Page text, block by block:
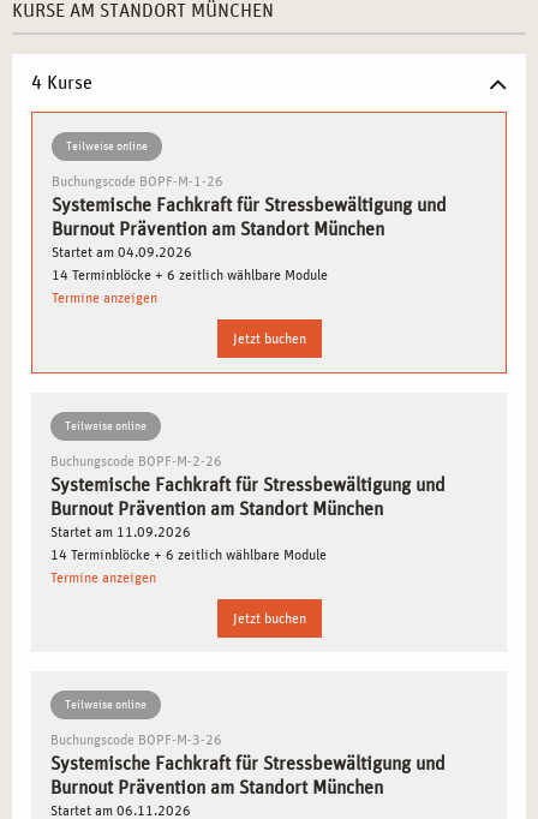
Räumlichkeiten und eine exzellente Verkehrsanbindung
erleichtern die Teilnahme an der Ausbildung.
Vielfältige Inspirationsquellen:
Münchens Mischung aus
kulturellem Erbe und moderner Dynamik bietet Raum
für kreatives Lernen.
speziell auf die Anforderungen der Arbeitswelt
abgestimmt.
Flexibles Lernen:
Ihrem Lebensstil und Ihren beruflichen Verpflichtungen
FÜR FACHBERATER
München zeichnet sich durch eine hervorragende
Infrastruktur und ein breites Netzwerk an
Bildungseinrichtungen aus. Die Stadt verbindet
Internationalität mit regionaler Verankerung und bietet
ideale Bedingungen, um Ihr Fachwissen zu erweitern. Die
vielfältigen beruflichen Möglichkeiten im
Ihre Ausbildung.
AUSBILDUNGSINHALTE IN MÜNCHEN:
STRESSBEWÄLTIGUNG PROFESSIONELL
KURSE AM STANDORT MÜNCHEN
4 Kurse
Teilweise online
Buchungscode BOPF-M-1-26
Systemische Fachkraft für Stressbewältigung und
Burnout Prävention am Standort München
Startet am 04.09.2026
14 Terminblöcke + 6 zeitlich wählbare Module
Termine anzeigen
Jetzt buchen
Teilweise online
Buchungscode BOPF-M-2-26
Systemische Fachkraft für Stressbewältigung und
Burnout Prävention am Standort München
Startet am 11.09.2026
14 Terminblöcke + 6 zeitlich wählbare Module
Termine anzeigen
Jetzt buchen
Teilweise online
Buchungscode BOPF-M-3-26
Systemische Fachkraft für Stressbewältigung und
Burnout Prävention am Standort München
Startet am 06.11.2026